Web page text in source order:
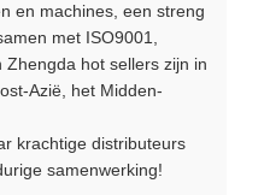
en machines, een streng
met ISO9001,
hot sellers zijn in
Azië, het Midden-
krachtige distributeurs
samenwerking!